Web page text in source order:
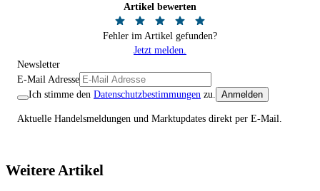
Artikel bewerten
Fehler im Artikel gefunden?
Jetzt melden.
Newsletter
E-Mail Adresse
Ich stimme den Datenschutzbestimmungen zu. Anmelden
Aktuelle Handelsmeldungen und Marktupdates direkt per E-Mail.
Weitere Artikel